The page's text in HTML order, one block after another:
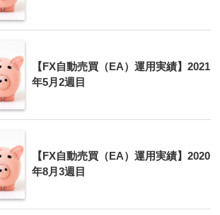
【FX自動売買（EA）運用実績】2021
年5月2週目
【FX自動売買（EA）運用実績】2020
年8月3週目